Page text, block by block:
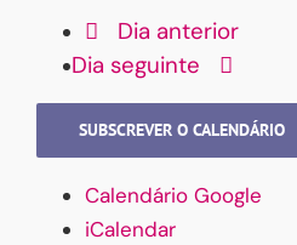
Dia anterior
Dia seguinte
SUBSCREVER O CALENDÁRIO
Calendário Google
iCalendar